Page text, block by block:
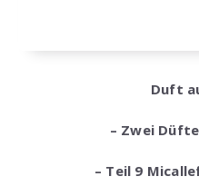
Duft
– Zwei
– Teil 9